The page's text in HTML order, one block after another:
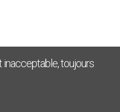
toujours